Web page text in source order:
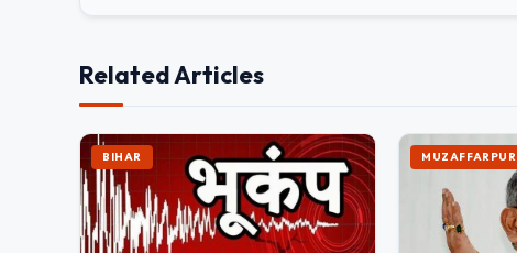
Related Articles
BIHAR MUZAFFARPUR